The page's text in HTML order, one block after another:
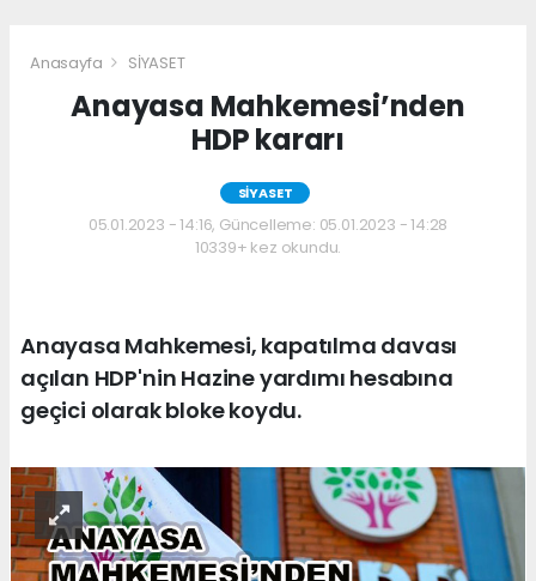
Anasayfa SİYASET
Anayasa Mahkemesi’nden
HDP kararı
SİYASET
05.01.2023 - 14:16, Güncelleme: 05.01.2023 - 14:28
10339+ kez okundu.
Anayasa Mahkemesi, kapatılma davası
açılan HDP'nin Hazine yardımı hesabına
geçici olarak bloke koydu.